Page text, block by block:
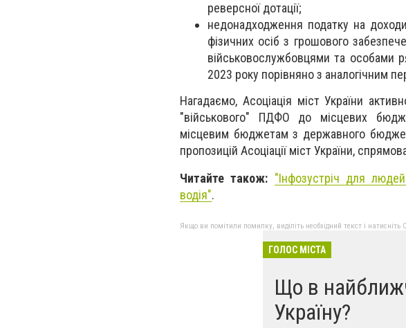
реверсної дотації;
недонадходження податку на
фізичних осіб з грошового
військовослужбовцями та особами
2023 року порівняно з аналогічним
Нагадаємо, Асоціація міст України
"військового" ПДФО до місцевих
місцевим бюджетам з державного
пропозицій Асоціації міст України,
Читайте також: "Інфозустріч для
водія".
Якщо ви помітили помилку, виділіть необхідний текст і
ГОЛОС МІСТА
Що в
Україну?